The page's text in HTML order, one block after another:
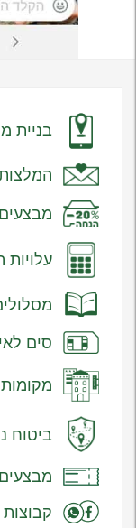
בניית
עלויות
סים
ביטוח